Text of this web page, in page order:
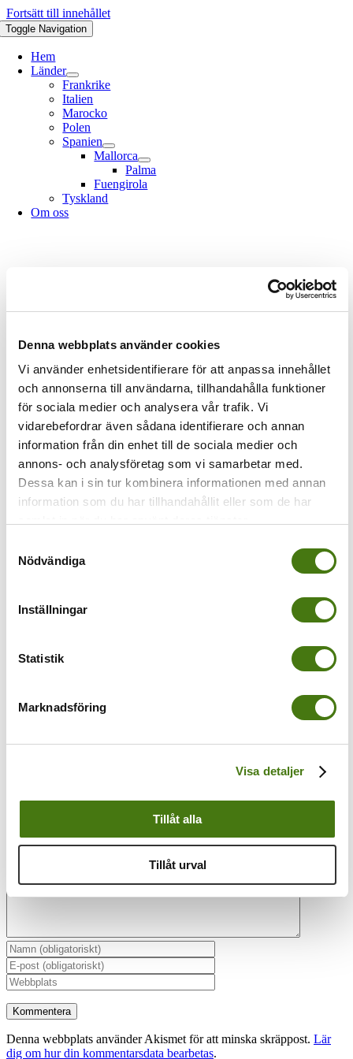
Denna webbplats använder cookies
Vi använder enhetsidentifierare för att anpassa innehållet
och annonserna till användarna, tillhandahålla funktioner
för sociala medier och analysera vår trafik. Vi
vidarebefordrar även sådana identifierare och annan
information från din enhet till de sociala medier och
annons- och analysföretag som vi samarbetar med.
Dessa kan i sin tur kombinera informationen med annan
information som du har tillhandahållit eller som de har
Nödvändiga
Inställningar
Statistik
Marknadsföring
Visa detaljer
Tillåt alla
Tillåt urval
Fortsätt till innehållet
Toggle Navigation
Hem
Länder
Frankrike
Italien
Marocko
Polen
Spanien
Mallorca
Palma
Fuengirola
Tyskland
Om oss
Föregående
tur mässa stockholm
oktober, 2015
Om författaren:
Lämna en kommentar
Denna webbplats använder Akismet för att minska skräppost. Lär
dig om hur din kommentarsdata bearbetas.